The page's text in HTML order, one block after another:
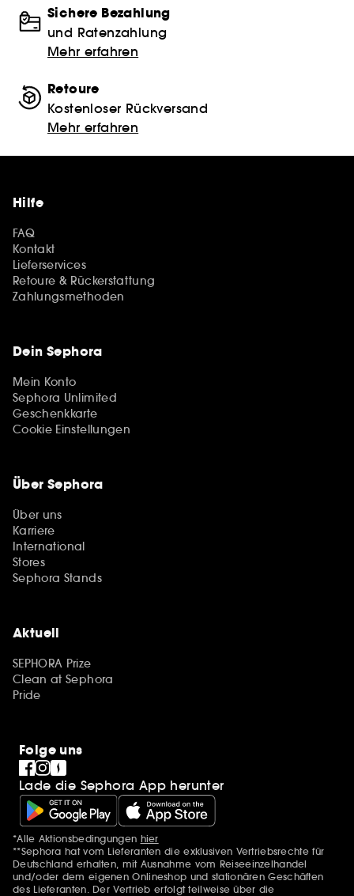
Sichere Bezahlung
und Ratenzahlung
Mehr erfahren
Retoure
Kostenloser Rückversand
Mehr erfahren
Hilfe
FAQ
Kontakt
Lieferservices
Retoure & Rückerstattung
Zahlungsmethoden
Dein Sephora
Mein Konto
Sephora Unlimited
Geschenkkarte
Cookie Einstellungen
Über Sephora
Über uns
Karriere
International
Stores
Sephora Stands
Aktuell
SEPHORA Prize
Clean at Sephora
Pride
Folge uns
Lade die Sephora App herunter
Zusätzlich Erwähnungen
*Alle Aktionsbedingungen hier
**Sephora hat vom Lieferanten die exklusiven Vertriebsrechte für
Deutschland erhalten, mit Ausnahme vom Reiseeinzelhandel
und/oder dem eigenen Onlineshop und stationären Geschäften
des Lieferanten. Der Vertrieb erfolgt teilweise über die